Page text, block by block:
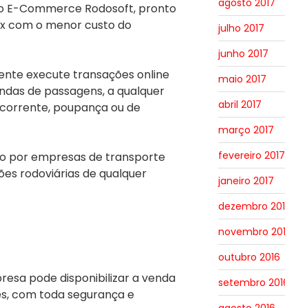
E-Commerce Rodosoft, pronto
com o menor custo do
execute transações online
de passagens, a qualquer
poupança ou de
por empresas de transporte
rodoviárias de qualquer
pode disponibilizar a venda
com toda segurança e
julho 2017
junho 2017
maio 2017
abril 2017
março 2017
fevereiro 2017
janeiro 2017
dezembro
novembro
outubro 2016
setembro